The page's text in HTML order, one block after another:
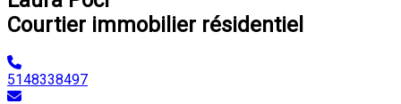
Courtier immobilier résidentiel
5148338497